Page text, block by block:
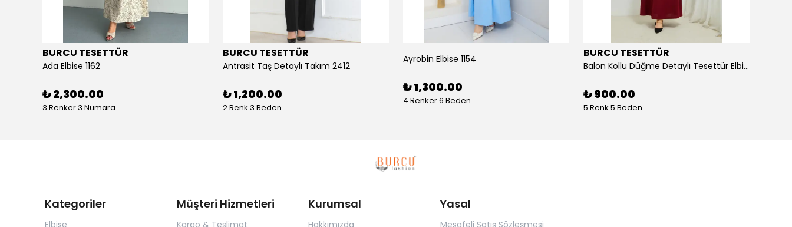
BURCU TESETTÜR
Ada Elbise 1162
₺ 2,300.00
3 Renker 3 Numara
BURCU TESETTÜR
Antrasit Taş Detaylı Takım 2412
₺ 1,200.00
2 Renk 3 Beden
Ayrobin Elbise 1154
₺ 1,300.00
4 Renker 6 Beden
BURCU TESETTÜR
Balon Kollu Düğme Detaylı Tesettür Elbise 11m02
₺ 900.00
5 Renk 5 Beden
Kategoriler
Elbise
Müşteri Hizmetleri
Kargo & Teslimat
Kurumsal
Hakkımızda
Yasal
Mesafeli Satış Sözleşmesi